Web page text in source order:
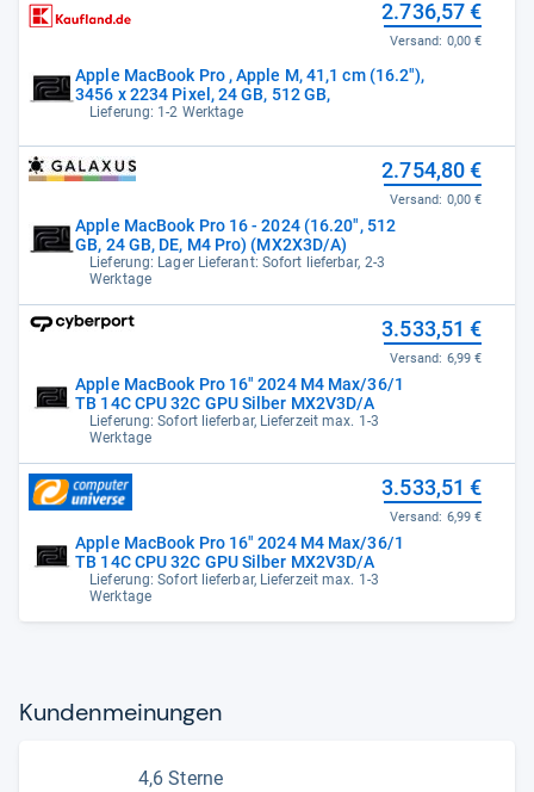
Apple MacBook Pro , Apple M, 41,1 cm (16.2"),
3456 x 2234 Pixel, 24 GB, 512 GB,
Lieferung: 1-2 Werktage
2.736,57 €
Versand: 0,00 €
Apple MacBook Pro 16 - 2024 (16.20", 512
GB, 24 GB, DE, M4 Pro) (MX2X3D/A)
Lieferung: Lager Lieferant: Sofort lieferbar, 2-3
Werktage
2.754,80 €
Versand: 0,00 €
Apple MacBook Pro 16" 2024 M4 Max/36/1
TB 14C CPU 32C GPU Silber MX2V3D/A
Lieferung: Sofort lieferbar, Lieferzeit max. 1-3
Werktage
3.533,51 €
Versand: 6,99 €
Apple MacBook Pro 16" 2024 M4 Max/36/1
TB 14C CPU 32C GPU Silber MX2V3D/A
Lieferung: Sofort lieferbar, Lieferzeit max. 1-3
Werktage
3.533,51 €
Versand: 6,99 €
Kun­den­mei­nun­gen
4,6 Sterne